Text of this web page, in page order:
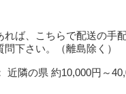
れば、こちらで配送の手
下さい。（離島除く）
近隣の県 約10,000円～